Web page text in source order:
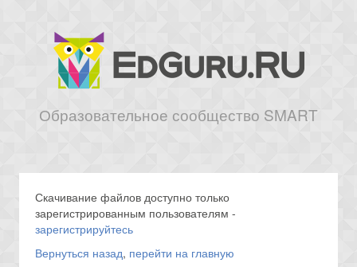
Образовательное сообщество SMART
Скачивание файлов доступно только
зарегистрированным пользователям -
зарегистрируйтесь
Вернуться назад, перейти на главную